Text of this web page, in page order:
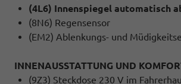
(4L6) Innenspiegel automatisch
(8N6) Regensensor
(EM2) Ablenkungs- und
INNENAUSSTATTUNG UND
(9Z3) Steckdose 230 V im